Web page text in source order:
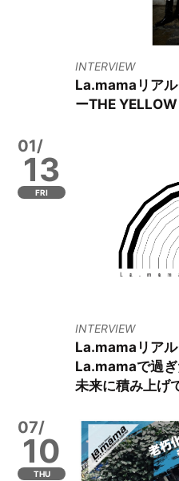
INTERVIEW
La.mamaリア
ーTHE
01/
13
FRI
INTERVIEW
La.mamaリア
La.mamaで過ぎ
未来に積み上げ
07/
10
THU